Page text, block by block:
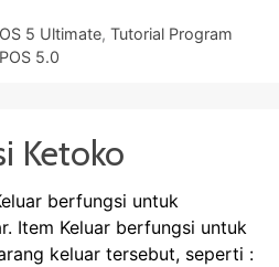
5 Ultimate,Tutorial Program
5.0
Ketoko
berfungsi untuk
Item Keluar berfungsi untuk
keluar tersebut, seperti :